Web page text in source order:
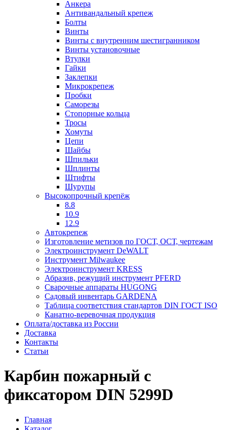
Анкера
Антивандальный крепеж
Болты
Винты
Винты с внутренним шестигранником
Винты установочные
Втулки
Гайки
Заклепки
Микрокрепеж
Пробки
Саморезы
Стопорные кольца
Тросы
Хомуты
Цепи
Шайбы
Шпильки
Шплинты
Штифты
Шурупы
Высокопрочный крепёж
8.8
10.9
12.9
Автокрепеж
Изготовление метизов по ГОСТ, ОСТ, чертежам
Электроинструмент DeWALT
Инструмент Milwaukee
Электроинструмент KRESS
Абразив, режущий инструмент PFERD
Сварочные аппараты HUGONG
Садовый инвентарь GARDENA
Таблица соответствия стандартов DIN ГОСТ ISO
Канатно-веревочная продукция
Оплата/доставка из России
Доставка
Контакты
Статьи
Карбин пожарный с
фиксатором DIN 5299D
Главная